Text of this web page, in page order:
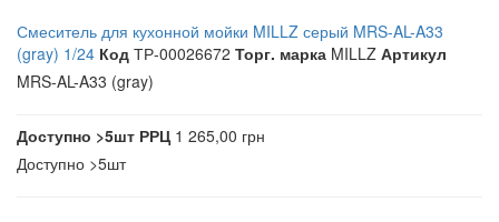
Смеситель для кухонной мойки MILLZ серый MRS-AL-A33
(gray) 1/24 Код ТР-00026672 Торг. марка MILLZ Артикул
MRS-AL-A33 (gray)
Доступно >5шт РРЦ1 265,00 грн
Доступно >5шт